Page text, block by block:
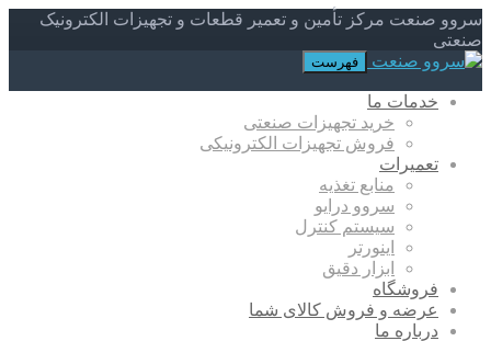
سروو صنعت مرکز تأمین و تعمیر قطعات و تجهیزات الکترونیک
صنعتی
فهرست
خدمات ما
خرید تجهیزات صنعتی
فروش تجهیزات الکترونیکی
تعمیرات
منابع تغذیه
سروو درایو
سیستم کنترل
اینورتر
ابزار دقیق
فروشگاه
عرضه و فروش کالای شما
درباره ما